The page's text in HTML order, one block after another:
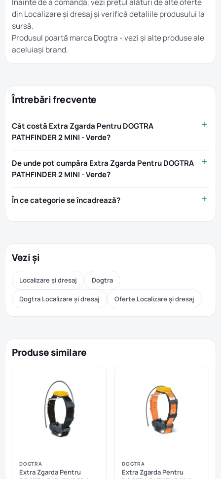
dinLocalizare și dresaj și verifică detaliile produsului la
sursă.
Produsul poartă marca Dogtra - vezi și alte produse ale
aceluiași brand.
Întrebări frecvente
Cât costă Extra Zgarda Pentru DOGTRA
PATHFINDER 2 MINI - Verde?
De unde pot cumpăra Extra Zgarda Pentru DOGTRA
PATHFINDER 2 MINI - Verde?
În ce categorie se încadrează?
Vezi și
Localizare și dresaj Dogtra
Dogtra Localizare și dresaj Oferte Localizare și dresaj
Produse similare
DOGTRA
Extra Zgarda Pentru
DOGTRA
Extra Zgarda Pentru